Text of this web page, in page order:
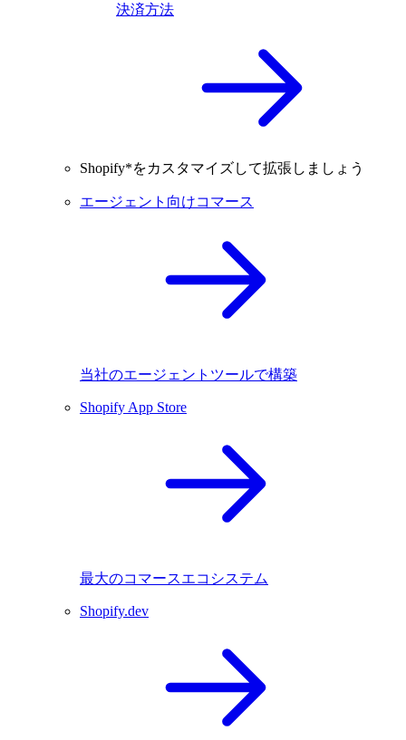
決済方法
Shopify*をカスタマイズして拡張しましょう
エージェント向けコマース
当社のエージェントツールで構築
Shopify App Store
最大のコマースエコシステム
Shopify.dev